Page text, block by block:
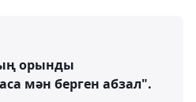
орынды
мән берген абзал".